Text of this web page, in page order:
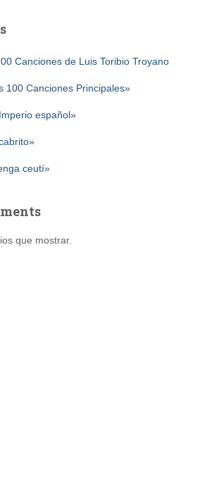
Canciones de Luis Toribio Troyano
100 Canciones Principales»
español»
ceutí»
que mostrar.